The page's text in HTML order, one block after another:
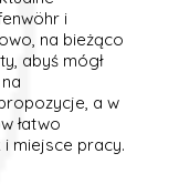
i
na bieżąco
abyś mógł
a w
łatwo
miejsce pracy.